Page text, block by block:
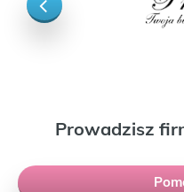
Prowadzisz